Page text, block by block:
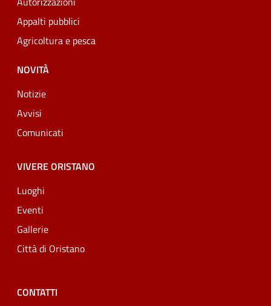
Appalti pubblici
Agricoltura e pesca
NOVITÀ
Notizie
Avvisi
Comunicati
VIVERE ORISTANO
Luoghi
Eventi
Gallerie
Città di Oristano
CONTATTI